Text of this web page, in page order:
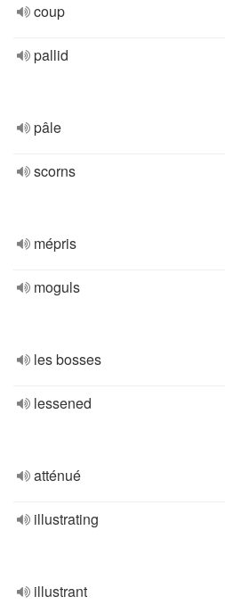
coup
pallid
pâle
scorns
mépris
moguls
les bosses
lessened
atténué
illustrating
illustrant